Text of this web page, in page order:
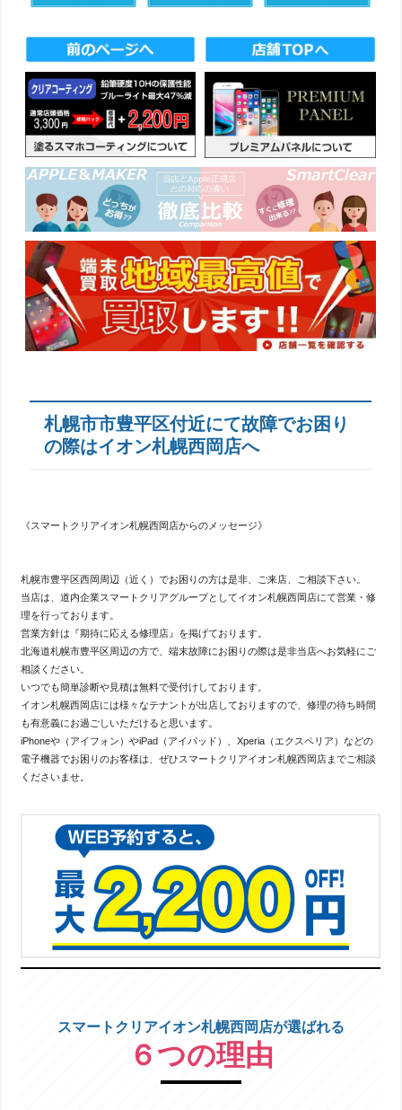
札幌市市豊平区付近にて故障でお困り
の際はイオン札幌西岡店へ
《スマートクリアイオン札幌西岡店からのメッセージ》
札幌市豊平区西岡周辺（近く）でお困りの方は是非、ご来店、ご相談下さい。
当店は、道内企業スマートクリアグループとしてイオン札幌西岡店にて営業・修
理を行っております。
営業方針は『期待に応える修理店』を掲げております。
北海道札幌市豊平区周辺の方で、端末故障にお困りの際は是非当店へお気軽にご
相談ください。
いつでも簡単診断や見積は無料で受付けしております。
イオン札幌西岡店には様々なテナントが出店しておりますので、修理の待ち時間
も有意義にお過ごしいただけると思います。
iPhoneや（アイフォン）やiPad（アイパッド）、Xperia（エクスペリア）などの
電子機器でお困りのお客様は、ぜひスマートクリアイオン札幌西岡店までご相談
くださいませ。
スマートクリアイオン札幌西岡店が選ばれる
６つの理由